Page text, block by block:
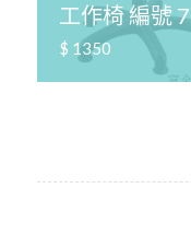
工作椅 編號 7
$ 1350